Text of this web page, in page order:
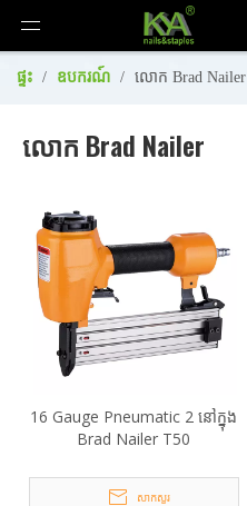
ផ្ទះ / ឧបករណ៍ / លោក Brad Nailer
លោក Brad Nailer
16 Gauge Pneumatic 2 នៅក្នុង
Brad Nailer T50
សាកសួរ